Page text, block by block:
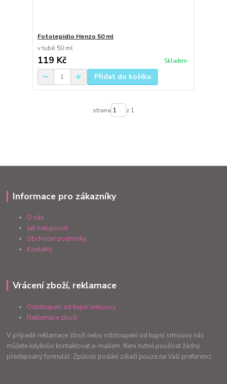
Fotolepidlo Henzo 50 ml
v tubě 50 ml
119 Kč Skladem
Přidat do košíku
strana z 1
Informace pro zákazníky
O nás
Jak nakupovat
Obchodní podmínky
Kontakty
Vrácení zboží, reklamace
Odstoupení od kupní smlouvy
Reklamace zboží
V případě reklamace zboží nebo odstoupení od kupní smlouvy nás
můžete kdykoliv kontaktovat e-mailem. Není nutné používat žádný
předepsaný formulář. Způsob podání záleží pouze na Vaší preferenci.